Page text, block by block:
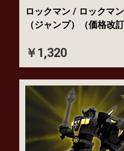
ロックマン / ロックマ
（ジャンプ）（価格改訂
￥1,320